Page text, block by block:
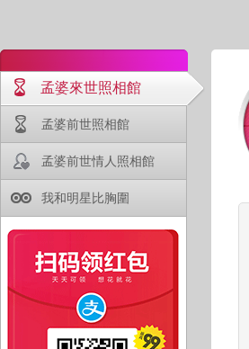
孟婆來世照相館
孟婆前世照相館
孟婆前世情人照相館
我和明星比胸圍